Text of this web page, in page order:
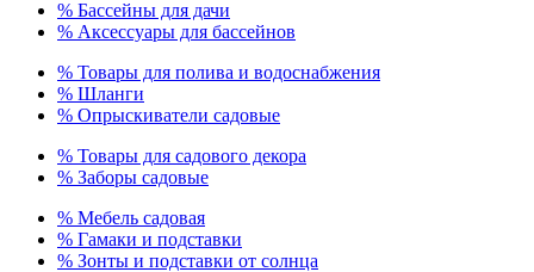
% Бассейны для дачи
% Аксессуары для бассейнов
% Товары для полива и водоснабжения
% Шланги
% Опрыскиватели садовые
% Товары для садового декора
% Заборы садовые
% Мебель садовая
% Гамаки и подставки
% Зонты и подставки от солнца